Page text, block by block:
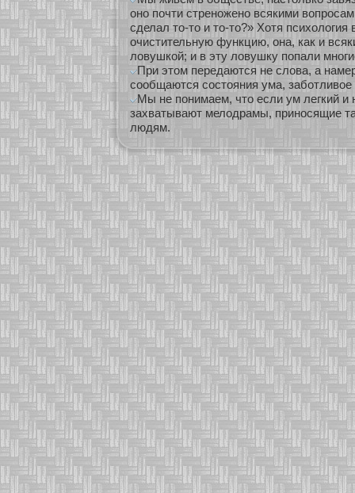
оно почти стреножено всякими
сделал то-то и то-то?» Хотя
очистительную функцию, она, как и
ловушкой; и в эту ловушку попали
При этом передаются не слова, а
сообщаются состояния ума,
Мы не понимаем, что если ум легкий и
захватывают мелодрамы, приносящие
людям.